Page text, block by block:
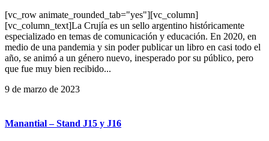
[vc_row animate_rounded_tab="yes"][vc_column]
[vc_column_text]La Crujía es un sello argentino históricamente
especializado en temas de comunicación y educación. En 2020, en
medio de una pandemia y sin poder publicar un libro en casi todo el
año, se animó a un género nuevo, inesperado por su público, pero
que fue muy bien recibido...
9 de marzo de 2023
Manantial – Stand J15 y J16